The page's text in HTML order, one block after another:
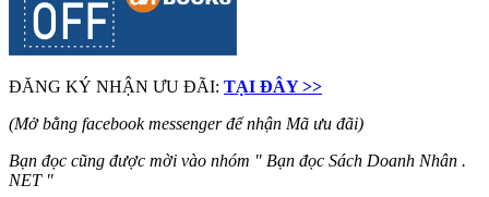
ĐĂNG KÝ NHẬN ƯU ĐÃI: TẠI ĐÂY >>
(Mở bằng facebook messenger để nhận Mã ưu đãi)
Bạn đọc cũng được mời vào nhóm " Bạn đọc Sách Doanh Nhân .
NET "